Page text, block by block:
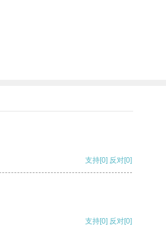
支持[0] 反对[0]
支持[0] 反对[0]